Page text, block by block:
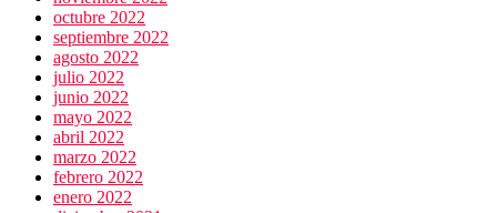
octubre 2022
septiembre 2022
agosto 2022
julio 2022
junio 2022
mayo 2022
abril 2022
marzo 2022
febrero 2022
enero 2022